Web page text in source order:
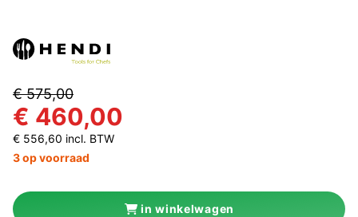
€ 575,00
€ 460,00
€ 556,60 incl. BTW
3 op voorraad
in winkelwagen